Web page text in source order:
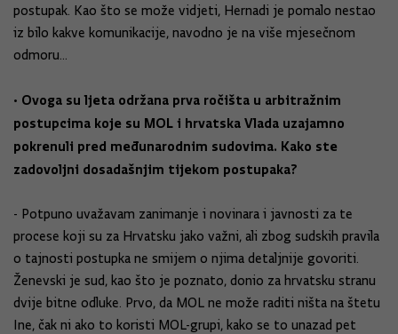
postupak. Kao što se može vidjeti, Hernadi je pomalo nestao
iz bilo kakve komunikacije, navodno je na više mjesečnom
odmoru...
• Ovoga su ljeta održana prva ročišta u arbitražnim
postupcima koje su MOL i hrvatska Vlada uzajamno
pokrenuli pred međunarodnim sudovima. Kako ste
zadovoljni dosadašnjim tijekom postupaka?
- Potpuno uvažavam zanimanje i novinara i javnosti za te
procese koji su za Hrvatsku jako važni, ali zbog sudskih pravila
o tajnosti postupka ne smijem o njima detaljnije govoriti.
Ženevski je sud, kao što je poznato, donio za hrvatsku stranu
dvije bitne odluke. Prvo, da MOL ne može raditi ništa na štetu
Ine, čak ni ako to koristi MOL-grupi, kako se to unazad pet